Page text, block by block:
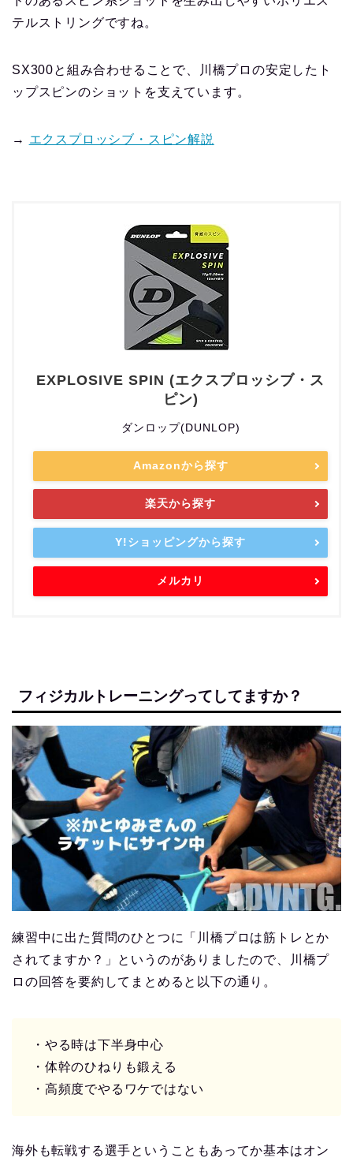
テルストリングですね。
SX300と組み合わせることで、川橋プロの安定したト
ップスピンのショットを支えています。
→ エクスプロッシブ・スピン解説
EXPLOSIVE SPIN (エクスプロッシブ・ス
ピン)
ダンロップ(DUNLOP)
Amazonから探す
楽天から探す
Y!ショッピングから探す
メルカリ
フィジカルトレーニングってしてますか？
練習中に出た質問のひとつに「川橋プロは筋トレとか
されてますか？」というのがありましたので、川橋プ
ロの回答を要約してまとめると以下の通り。
・やる時は下半身中心
・体幹のひねりも鍛える
・高頻度でやるワケではない
海外も転戦する選手ということもあってか基本はオン